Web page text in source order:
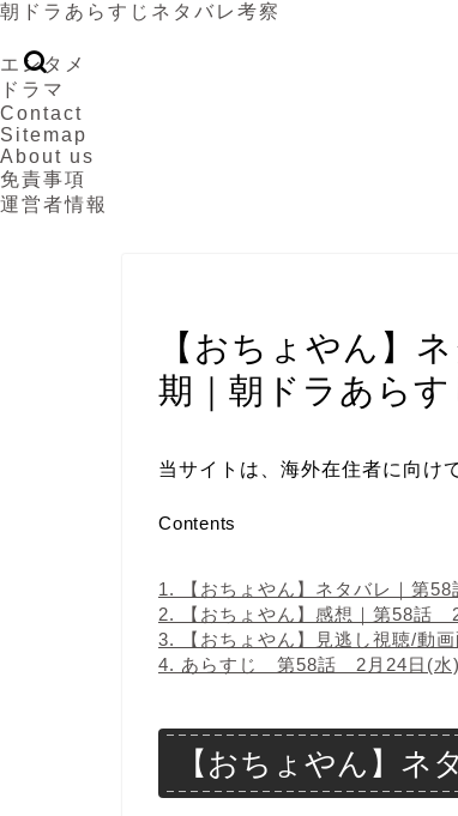
朝ドラあらすじネタバレ考察
エンタメ
ドラマ
Contact
Sitemap
About us
免責事項
運営者情報
【おちょやん】
期｜朝ドラあらす
当サイトは、海外在住者に向け
Contents
1.
【おちょやん】ネタバレ｜第
2.
【おちょやん】感想｜第58話
3.
【おちょやん】見逃し視聴/動
4. あらすじ 第58話 2月24日(水)
【おちょやん】